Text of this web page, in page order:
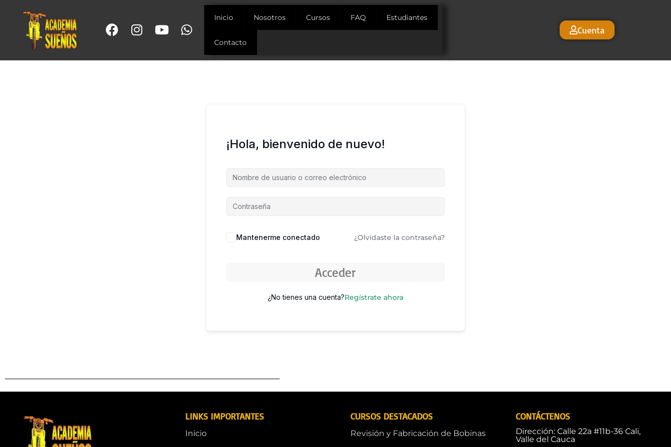
Inicio Nosotros Cursos FAQ Estudiantes
Contacto
Cuenta
¡Hola, bienvenido de nuevo!
Mantenerme conectado ¿Olvidaste la contraseña?
Acceder
¿No tienes una cuenta?Regístrate ahora
LINKS IMPORTANTES
Inicio
CURSOS DESTACADOS
Revisión y Fabricación de Bobinas
CONTÁCTENOS
Dirección: Calle 22a #11b-36 Cali,
Valle del Cauca